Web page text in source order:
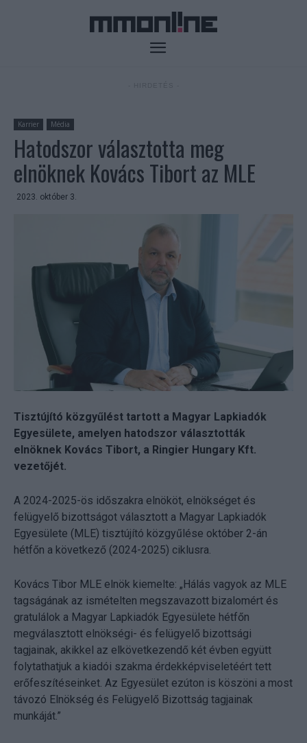
Karrier Média
Hatodszor választotta meg
elnöknek Kovács Tibort az MLE
2023. október 3.
Tisztújító közgyűlést tartott a Magyar Lapkiadók
Egyesülete, amelyen hatodszor választották
elnöknek Kovács Tibort, a Ringier Hungary Kft.
vezetőjét.
A 2024-2025-ös időszakra elnököt, elnökséget és
felügyelő bizottságot választott a Magyar Lapkiadók
Egyesülete (MLE) tisztújító közgyűlése október 2-án
hétfőn a következő (2024-2025) ciklusra.
Kovács Tibor MLE elnök kiemelte: „Hálás vagyok az MLE
tagságának az ismételten megszavazott bizalomért és
gratulálok a Magyar Lapkiadók Egyesülete hétfőn
megválasztott elnökségi- és felügyelő bizottsági
tagjainak, akikkel az elkövetkezendő két évben együtt
folytathatjuk a kiadói szakma érdekképviseletéért tett
erőfeszítéseinket. Az Egyesület ezúton is köszöni a most
távozó Elnökség és Felügyelő Bizottság tagjainak
munkáját.”